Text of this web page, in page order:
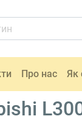
Про нас Як
L300